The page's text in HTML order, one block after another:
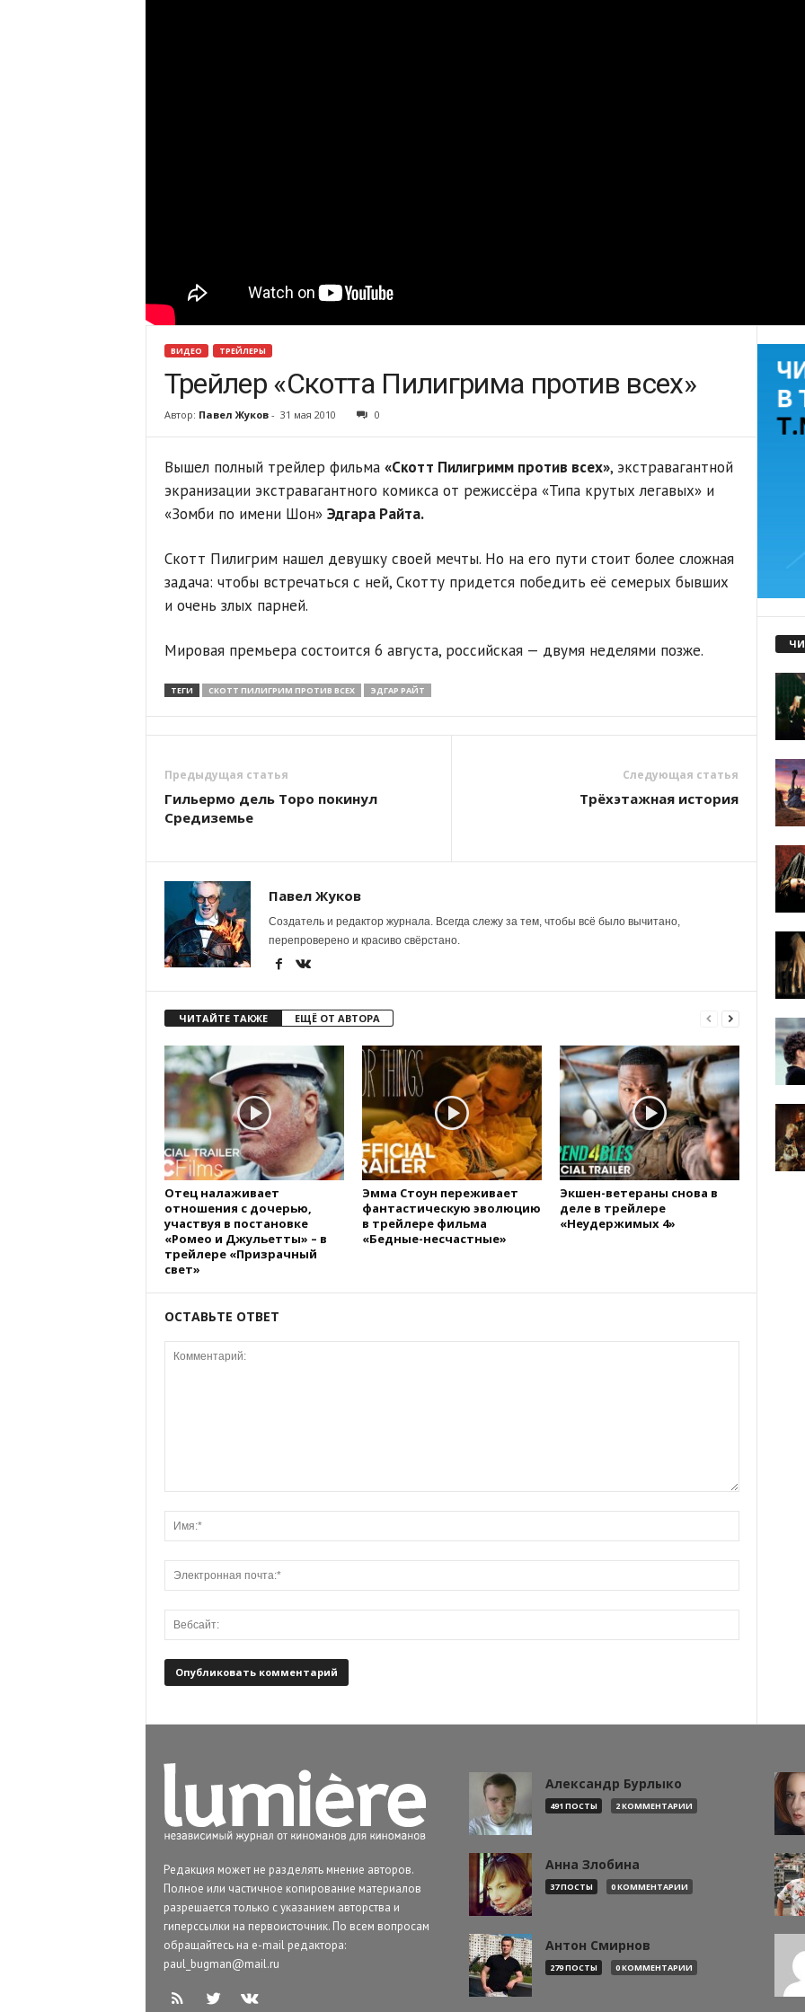
ВИДЕО ТРЕЙЛЕРЫ
Трейлер «Скотта Пилигрима против всех»
Автор: Павел Жуков- 31 мая 2010 0
Вышел полный трейлер фильма «Скотт Пилигримм против всех», экстравагантной
экранизации экстравагантного комикса от режиссёра «Типа крутых легавых» и
«Зомби по имени Шон» Эдгара Райта.
Скотт Пилигрим нашел девушку своей мечты. Но на его пути стоит более сложная
задача: чтобы встречаться с ней, Скотту придется победить её семерых бывших
и очень злых парней.
Мировая премьера состоится 6 августа, российская — двумя неделями позже.
ТЕГИ СКОТТ ПИЛИГРИМ ПРОТИВ ВСЕХ ЭДГАР РАЙТ
Предыдущая статья
Гильермо дель Торо покинул
Средиземье
Следующая статья
Трёхэтажная история
Павел Жуков
Создатель и редактор журнала. Всегда слежу за тем, чтобы всё было вычитано,
перепроверено и красиво свёрстано.
ЧИТАЙТЕ ТАКЖЕ ЕЩЁ ОТ АВТОРА
Отец налаживает
отношения с дочерью,
участвуя в постановке
«Ромео и Джульетты» – в
трейлере «Призрачный
свет»
Эмма Стоун переживает
фантастическую эволюцию
в трейлере фильма
«Бедные-несчастные»
Экшен-ветераны снова в
деле в трейлере
«Неудержимых 4»
ОСТАВЬТЕ ОТВЕТ
Редакция может не разделять мнение авторов.
Полное или частичное копирование материалов
разрешается только с указанием авторства и
гиперссылки на первоисточник. По всем вопросам
обращайтесь на e-mail редактора:
paul_bugman@mail.ru
Александр Бурлыко
491 ПОСТЫ 2 КОММЕНТАРИИ
Анна Злобина
37 ПОСТЫ 0 КОММЕНТАРИИ
Антон Смирнов
279 ПОСТЫ 0 КОММЕНТАРИИ